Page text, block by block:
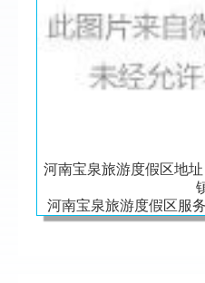
河南宝泉旅游度假区地
河南宝泉旅游度假区服